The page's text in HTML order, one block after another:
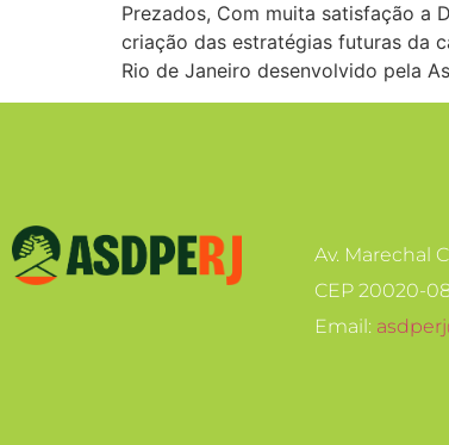
Prezados, Com muita satisfação a
criação das estratégias futuras da
Rio de Janeiro desenvolvido pela
Av. Marechal
CEP 20020-
Email: